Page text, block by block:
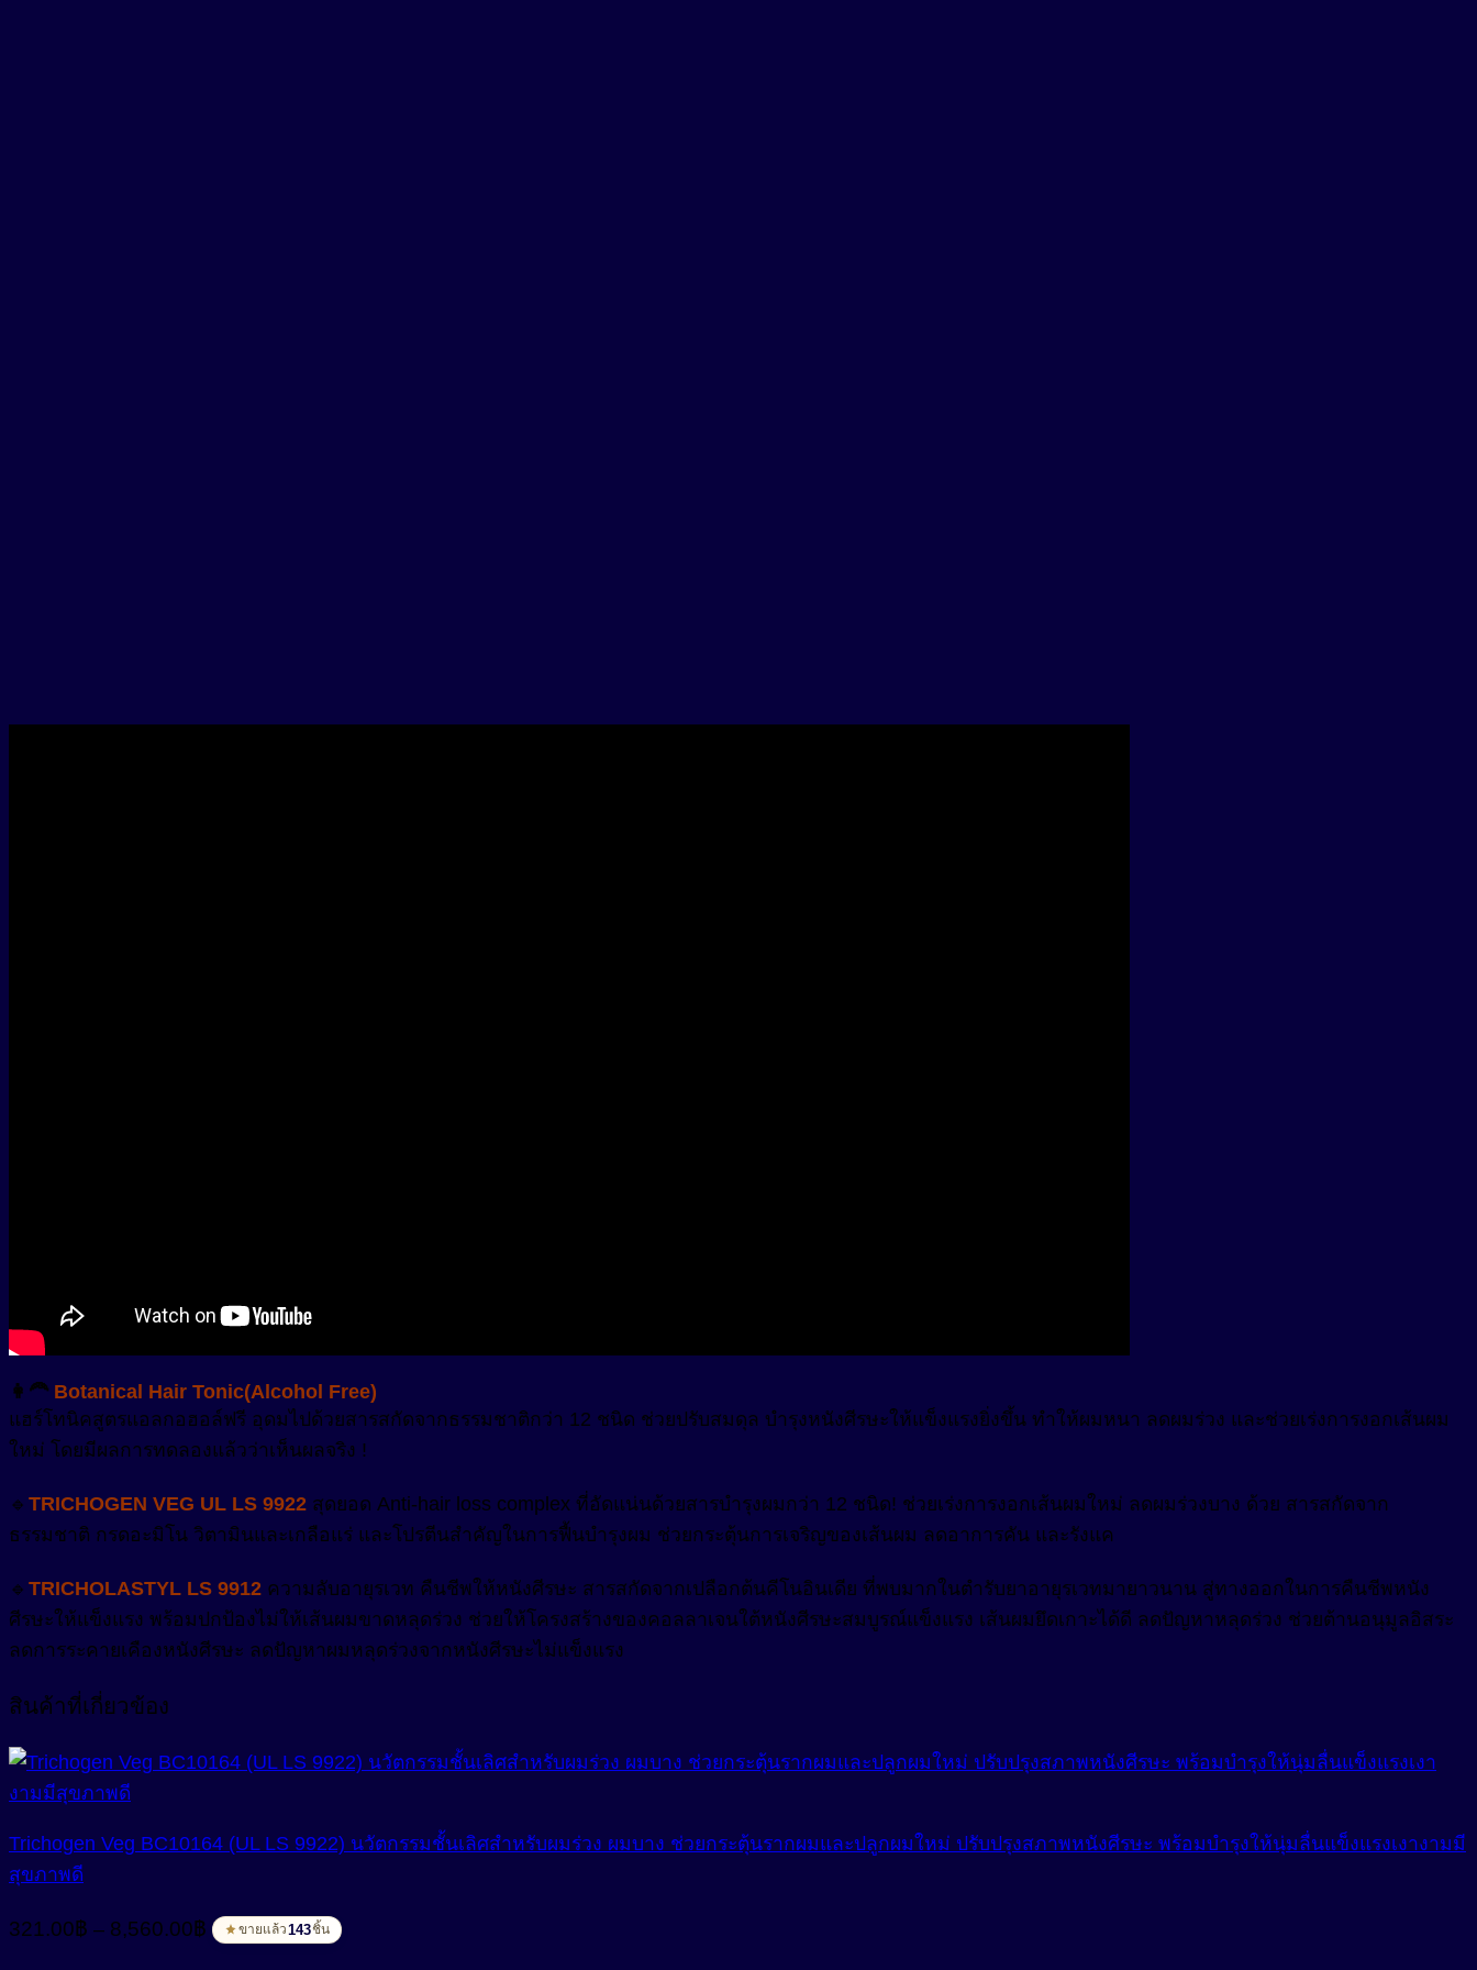
👩‍🦰 Botanical Hair Tonic(Alcohol Free)
แฮร์โทนิคสูตรแอลกอฮอล์ฟรี อุดมไปด้วยสารสกัดจากธรรมชาติกว่า 12 ชนิด ช่วยปรับสมดุล บำรุงหนังศีรษะให้แข็งแรงยิ่งขึ้น ทำให้ผมหนา ลดผมร่วง และช่วยเร่งการงอกเส้นผม
ใหม่ โดยมีผลการทดลองแล้วว่าเห็นผลจริง !
🔹 TRICHOGEN VEG UL LS 9922 สุดยอด Anti-hair loss complex ที่อัดแน่นด้วยสารบำรุงผมกว่า 12 ชนิด! ช่วยเร่งการงอกเส้นผมใหม่ ลดผมร่วงบาง ด้วย สารสกัดจาก
ธรรมชาติ กรดอะมิโน วิตามินและเกลือแร่ และโปรตีนสำคัญในการฟื้นบำรุงผม ช่วยกระตุ้นการเจริญของเส้นผม ลดอาการคัน และรังแค
🔹 TRICHOLASTYL LS 9912 ความลับอายุรเวท คืนชีพให้หนังศีรษะ สารสกัดจากเปลือกต้นคีโนอินเดีย ที่พบมากในตำรับยาอายุรเวทมายาวนาน สู่ทางออกในการคืนชีพหนัง
ศีรษะให้แข็งแรง พร้อมปกป้องไม่ให้เส้นผมขาดหลุดร่วง ช่วยให้โครงสร้างของคอลลาเจนใต้หนังศีรษะสมบูรณ์แข็งแรง เส้นผมยึดเกาะได้ดี ลดปัญหาหลุดร่วง ช่วยต้านอนุมูลอิสระ
ลดการระคายเคืองหนังศีรษะ ลดปัญหาผมหลุดร่วงจากหนังศีรษะไม่แข็งแรง
สินค้าที่เกี่ยวข้อง
Trichogen Veg BC10164 (UL LS 9922) นวัตกรรมชั้นเลิศสำหรับผมร่วง ผมบาง ช่วยกระตุ้นรากผมและปลูกผมใหม่ ปรับปรุงสภาพหนังศีรษะ พร้อมบำรุงให้นุ่มลื่นแข็งแรงเงางามมี
สุขภาพดี
321.00฿ – 8,560.00฿
Price
range:ขายแล้ว143ชิ้น